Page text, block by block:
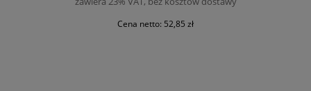
Cena netto: 52,85 zł